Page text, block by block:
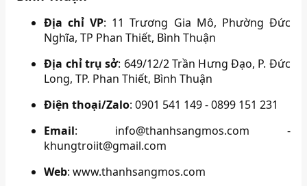
Địa chỉ VP: 11 Trương Gia Mô, Phường Đức
Nghĩa, TP Phan Thiết, Bình Thuận
Địa chỉ trụ sở: 649/12/2 Trần Hưng Đạo, P. Đức
Long, TP. Phan Thiết, Bình Thuận
Điện thoại/Zalo: 0901 541 149 - 0899 151 231
Email: info@thanhsangmos.com -
khungtroiit@gmail.com
Web: www.thanhsangmos.com